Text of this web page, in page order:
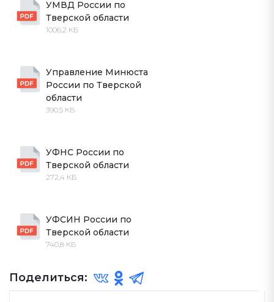
УМВД России по
Тверской области
1006,2 КБ
Управление Минюста
России по Тверской
области
390,5 КБ
УФНС России по
Тверской области
272,4 КБ
УФСИН России по
Тверской области
740,8 КБ
Поделиться: